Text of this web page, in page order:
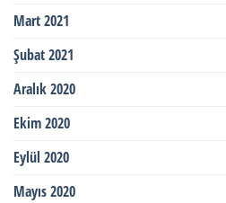
Mart 2021
Şubat 2021
Aralık 2020
Ekim 2020
Eylül 2020
Mayıs 2020